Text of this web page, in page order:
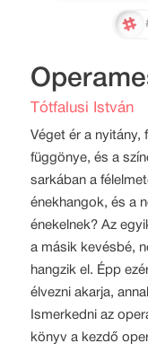
Tótfalusi István
Véget ér a nyitány,
függönye, és a
sarkában a
énekhangok, és a
énekelnek? Az
a másik kevésbé,
hangzik el. Épp
élvezni akarja,
Ismerkedni az
könyv a kezdő